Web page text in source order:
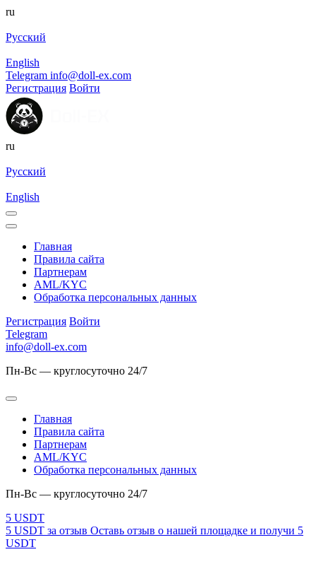
ru
Русский
English
Telegram info@doll-ex.com
Регистрация Войти
ru
Русский
English
Главная
Правила сайта
Партнерам
AML/KYC
Обработка персональных данных
Регистрация Войти
Telegram
info@doll-ex.com
Пн-Вс — круглосуточно 24/7
Главная
Правила сайта
Партнерам
AML/KYC
Обработка персональных данных
Пн-Вс — круглосуточно 24/7
5 USDT за отзыв Оставь отзыв о нашей площадке и получи 5
USDT